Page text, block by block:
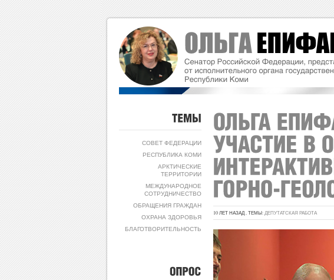
СОВЕТ ФЕДЕРАЦИИ
РЕСПУБЛИКА КОМИ
АРКТИЧЕСКИЕ
ТЕРРИТОРИИ
МЕЖДУНАРОДНОЕ
СОТРУДНИЧЕСТВО
ОБРАЩЕНИЯ ГРАЖДАН
ОХРАНА ЗДОРОВЬЯ
БЛАГОТВОРИТЕЛЬНОСТЬ
10 ЛЕТ НАЗАД , ТЕМЫ: ДЕПУТАТСКАЯ РАБОТА